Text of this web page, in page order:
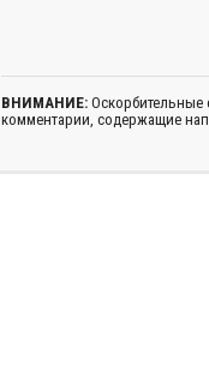
ВНИМАНИЕ: Оскорбительные
комментарии, содержащие